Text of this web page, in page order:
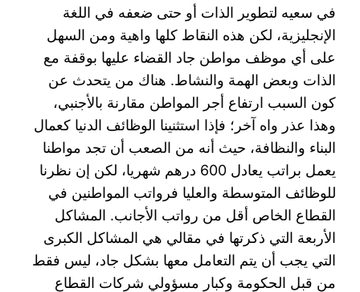
في سعيه لتطوير الذات أو حتى ضعفه في اللغة
الإنجليزية، لكن هذه النقاط كلها واهية ومن السهل
على أي موظف مواطن جاد القضاء عليها بوقفة مع
الذات وبعض الهمة والنشاط. هناك من يتحدث عن
كون السبب ارتفاع أجر المواطن مقارنة بالأجنبي،
وهذا عذر واه آخر؛ فإذا استثنينا الوظائف الدنيا كعمال
البناء والنظافة، حيث أنه من الصعب أن تجد مواطنا
يعمل براتب يعادل 600 درهم شهريا، لكن إن نظرنا
للوظائف المتوسطة والعليا فرواتب المواطنين في
القطاع الخاص أقل من رواتب الأجانب. المشاكل
الأربعة التي ذكرتها في مقالي هي المشاكل الكبرى
التي يجب أن يتم التعامل معها بشكل جاد، ليس فقط
من قبل الحكومة وكبار مسؤولي شركات القطاع